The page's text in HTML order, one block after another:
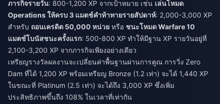
ภารกิจรายวัน: 800-1,200 XP จากเป้าหมาย เช่น เล่นโหมด
Operations ให้ครบ 3 แมตช์คำท้าทายรายสัปดาห์: 2,000-3,000 XP
สำหรับ ถอนเครดิต 50,000 หน่วย หรือ ชนะโหมด Warfare 10
แมตช์โบนัสชนะครั้งแรก: 500-800 XP ทำให้มีฐาน XP รายวันอยู่ที่
2,100-3,200 XP จากภารกิจเพียงอย่างเดียว
เหรียญรางวัลผลงานจะเปลี่ยนค่าพื้นฐานผ่านการคูณ การวิ่ง Zero
Dam ที่ได้ 1,200 XP พร้อมเหรียญ Bronze (1.2 เท่า) จะได้ 1,440 XP
ในขณะที่ Platinum (2.5 เท่า) จะได้ถึง 3,000 XP ซึ่งเพิ่ม
ประสิทธิภาพขึ้นถึง 108% ในเวลาที่เท่ากัน